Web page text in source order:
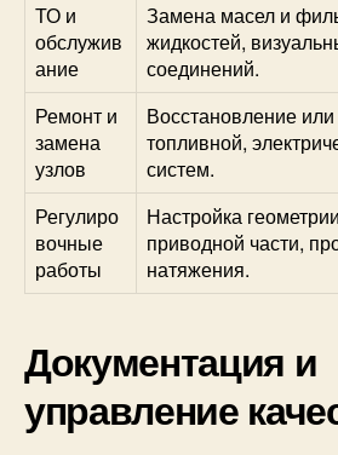
ТО и
обслужив
ание
Замена масел и
жидкостей,
соединений.
Ремонт и
замена
узлов
Восстановление
топливной,
систем.
Регулиро
вочные
работы
Настройка
приводной части,
натяжения.
Документация и
управление